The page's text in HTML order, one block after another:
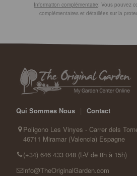
Information complémentaire: Vous pouvez
complémentaires et détaillées sur la
Qui Sommes Nous
Contact
Poligono Les Vinyes - Carrer dels
46711 Miramar (Valencia) Espagne
(+34) 646 433 048 (L-V de 8h à 15h)
info@TheOriginalGarden.com